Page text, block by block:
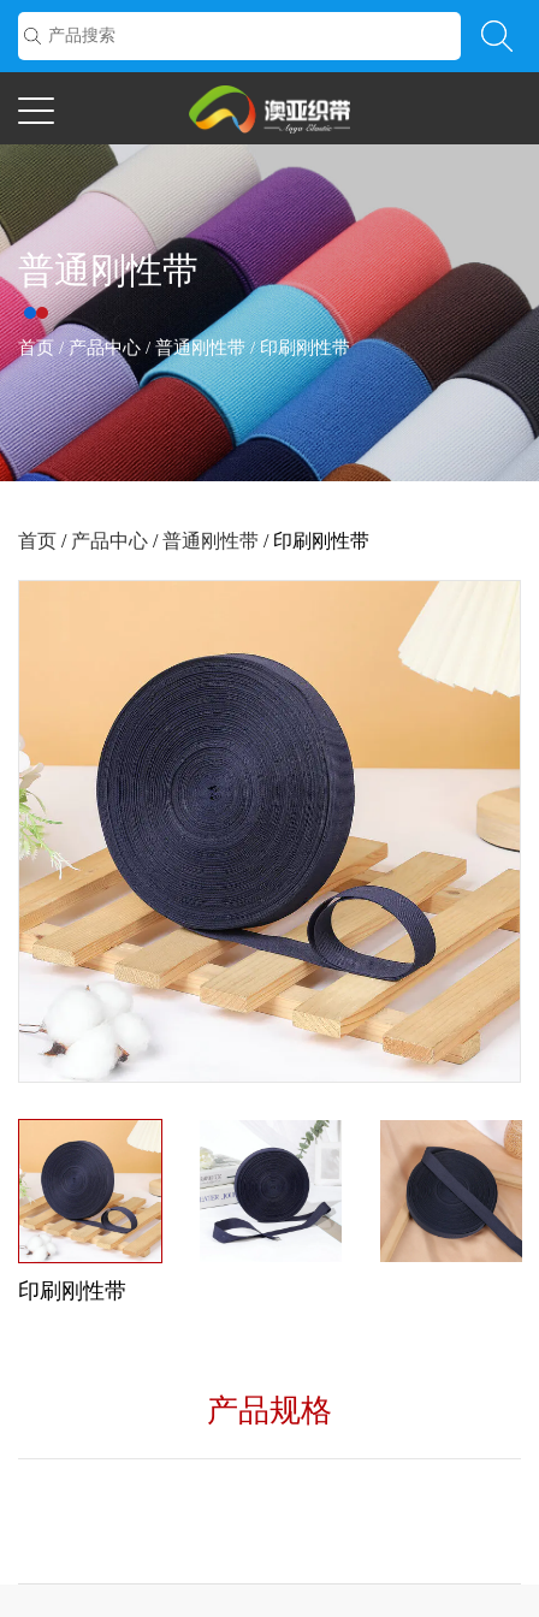
普通刚性带
首页 /产品中心 / 普通刚性带/印刷刚性带
首页 / 产品中心 /普通刚性带 / 印刷刚性带
印刷刚性带
产品规格